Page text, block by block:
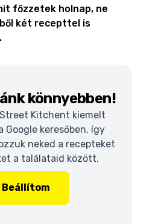
főzzetek holnap, ne
két recepttel is
könnyebben!
Kitchent kiemelt
Google keresőben, így
neked a recepteket
a találataid között.
Beállítom